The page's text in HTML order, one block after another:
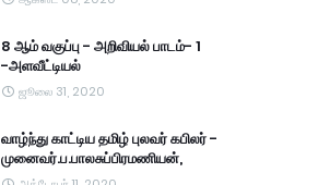
8 ஆம் வகுப்பு - அறிவியல் பாடம்- 1
-அளவீட்டியல்
ஜூலை 31, 2020
வாழ்ந்து காட்டிய தமிழ் புலவர் கபிலர் -
முனைவர்.ப.பாலசுப்பிரமணியன்,